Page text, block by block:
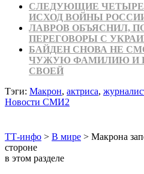
СЛЕДУЮЩИЕ ЧЕТЫРЕ
ИСХОД ВОЙНЫ
ЛАВРОВ ОБЪЯСНИЛ,
ПЕРЕГОВОРЫ С
БАЙДЕН СНОВА НЕ
ЧУЖУЮ ФАМИЛИЮ И
СВОЕЙ
Тэги: Макрон, актриса,
Новости СМИ2
ТТ-инфо > В мире > Макрона
стороне
в этом разделе